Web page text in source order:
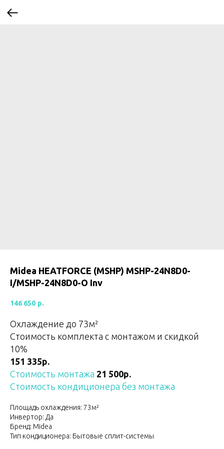
Midea HEATFORCE (MSHP) MSHP-24N8D0-
I/MSHP-24N8D0-O Inv
146 650 р.
Охлаждение до 73м²
Стоимость комплекта с монтажом и скидкой
10%
151 335р.
Стоимость монтажа 21 500р.
Стоимость кондиционера без монтажа
Площадь охлаждения: 73м²
Инвертор: Да
Бренд: Midea
Тип кондиционера: Бытовые сплит-системы